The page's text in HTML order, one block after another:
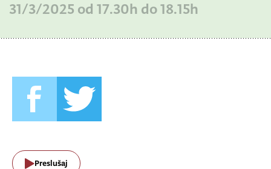
31/3/2025 od 17.30h do 18.15h
Preslušaj